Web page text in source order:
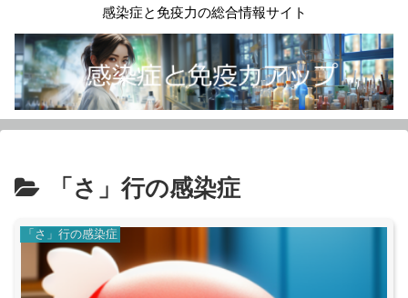
感染症と免疫力の総合情報サイト
「さ」行の感染症
「さ」行の感染症